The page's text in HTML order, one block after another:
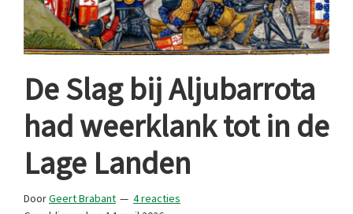
De Slag bij Aljubarrota
had weerklank tot in de
Lage Landen
DoorGeert Brabant
4 reacties